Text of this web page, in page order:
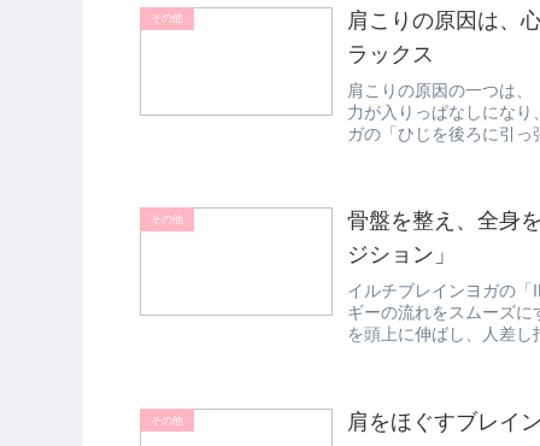
その他
肩こりの原因は、
ラックス
肩こりの原因の一つは
力が入りっぱなしにな
ガの「ひじを後ろに引
その他
骨盤を整え、全身
ジション」
イルチブレインヨガの
ギーの流れをスムーズ
を頭上に伸ばし、人差
その他 肩をほぐすブレイ